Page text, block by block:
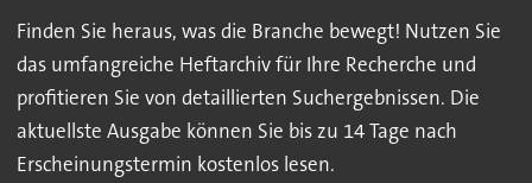
Finden Sie heraus, was die Branche bewegt! Nutzen Sie
das umfangreiche Heftarchiv für Ihre Recherche und
profitieren Sie von detaillierten Suchergebnissen. Die
aktuellste Ausgabe können Sie bis zu 14 Tage nach
Erscheinungstermin kostenlos lesen.